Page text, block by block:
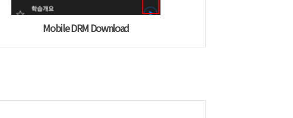
Mobile DRM Download